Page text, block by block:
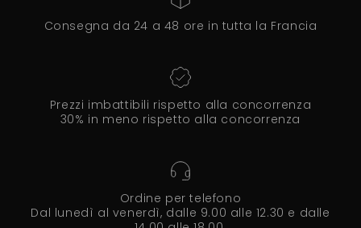
Consegna da 24 a 48 ore in tutta la Francia
Prezzi imbattibili rispetto alla concorrenza
30% in meno rispetto alla concorrenza
Ordine per telefono
Dal lunedì al venerdì, dalle 9.00 alle 12.30 e dalle